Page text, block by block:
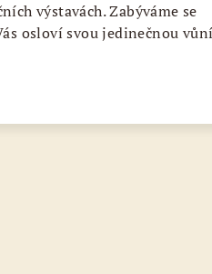
výstavách. Zabýváme se
osloví svou jedinečnou